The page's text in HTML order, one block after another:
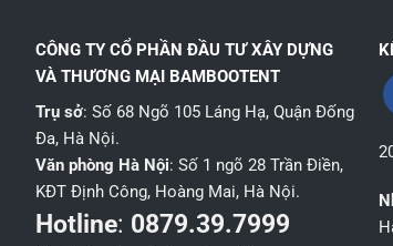
CÔNG TY CỔ PHẦN ĐẦU TƯ XÂY DỰNG
VÀ THƯƠNG MẠI BAMBOOTENT
Trụ sở: Số 68 Ngõ 105 Láng Hạ, Quận Đống
Đa, Hà Nội.
Văn phòng Hà Nội: Số 1 ngõ 28 Trần Điền,
KĐT Định Công, Hoàng Mai, Hà Nội.
Hotline: 0879.39.7999